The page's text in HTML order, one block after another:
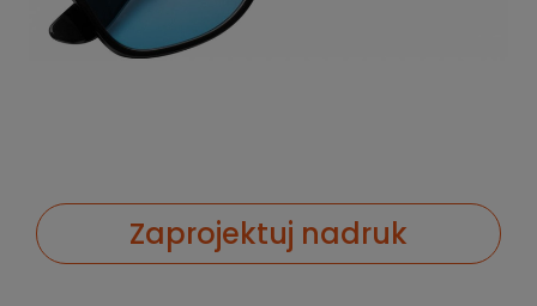
Zaprojektuj nadruk